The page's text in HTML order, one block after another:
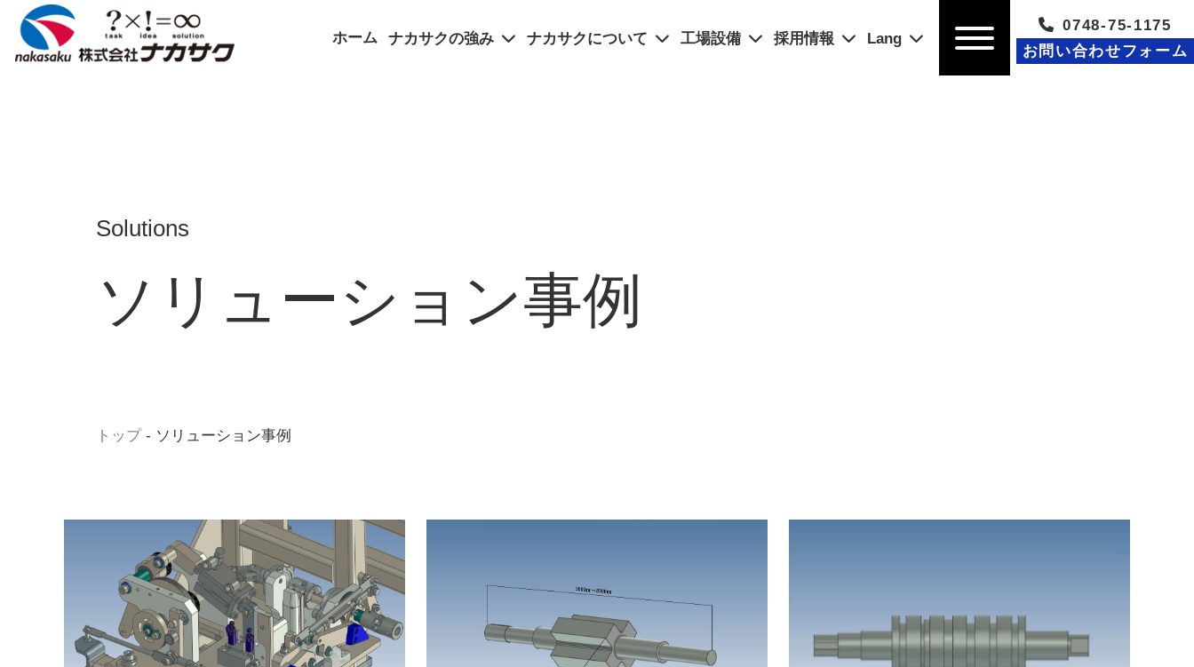
ホーム ナカサクの強み ナカサクについて 工場設備 採用情報 Lang
0748-75-1175
お問い合わせフォーム
Solutions
ソリューション事例
トップ- ソリューション事例